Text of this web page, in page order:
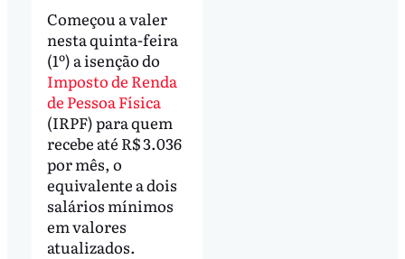
Começou a valer
nesta quinta-feira
(1º) a isenção do
Imposto de Renda
de Pessoa Física
(IRPF) para quem
recebe até R$ 3.036
por mês, o
equivalente a dois
salários mínimos
em valores
atualizados.